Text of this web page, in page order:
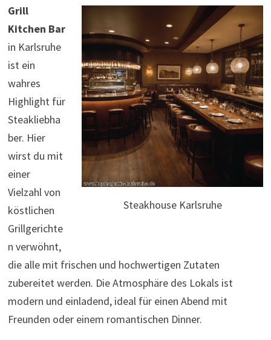
Steakhouse Karlsruhe
Grill
Kitchen Bar
in Karlsruhe
ist ein
wahres
Highlight für
Steakliebha
ber. Hier
wirst du mit
einer
Vielzahl von
köstlichen
Grillgerichte
n verwöhnt,
die alle mit frischen und hochwertigen Zutaten
zubereitet werden. Die Atmosphäre des Lokals ist
modern und einladend, ideal für einen Abend mit
Freunden oder einem romantischen Dinner.